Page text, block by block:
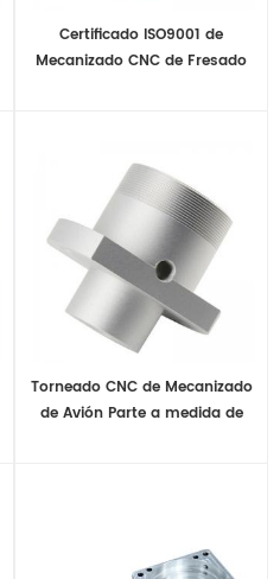
Certificado ISO9001 de
Mecanizado CNC de Fresado
Torneado CNC de Mecanizado
de Avión Parte a medida de